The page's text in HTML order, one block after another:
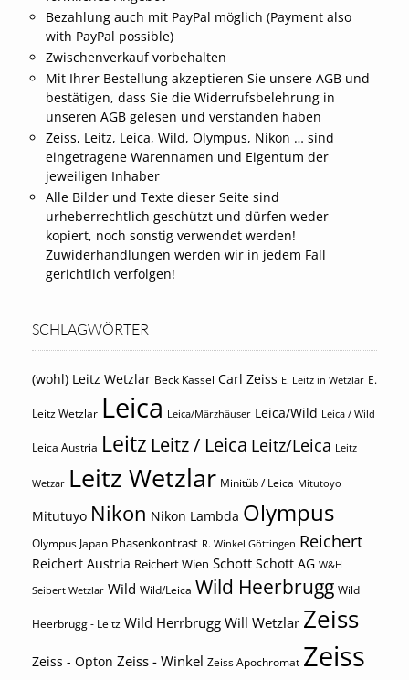
Bezahlung auch mit PayPal möglich (Payment also
with PayPal possible)
Zwischenverkauf vorbehalten
Mit Ihrer Bestellung akzeptieren Sie unsere AGB und
bestätigen, dass Sie die Widerrufsbelehrung in
unseren AGB gelesen und verstanden haben
Zeiss, Leitz, Leica, Wild, Olympus, Nikon … sind
eingetragene Warennamen und Eigentum der
jeweiligen Inhaber
Alle Bilder und Texte dieser Seite sind
urheberrechtlich geschützt und dürfen weder
kopiert, noch sonstig verwendet werden!
Zuwiderhandlungen werden wir in jedem Fall
gerichtlich verfolgen!
SCHLAGWÖRTER
(wohl) Leitz Wetzlar Beck Kassel Carl Zeiss E. Leitz in Wetzlar E.
Leitz Wetzlar Leica Leica/Märzhäuser Leica/Wild Leica / Wild
Leica Austria Leitz Leitz / Leica Leitz/Leica Leitz
Wetzar Leitz Wetzlar Minitüb / Leica Mitutoyo
Mitutuyo Nikon Nikon Lambda Olympus
Olympus Japan Phasenkontrast R. Winkel Göttingen Reichert
Reichert Austria Reichert Wien Schott Schott AG W&H
Seibert Wetzlar Wild Wild/Leica Wild Heerbrugg Wild
Heerbrugg - Leitz Wild Herrbrugg Will Wetzlar Zeiss
Zeiss - Opton Zeiss - Winkel Zeiss Apochromat Zeiss